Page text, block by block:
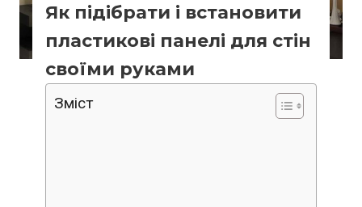
Як підібрати і встановити
пластикові панелі для стін
своїми руками
Зміст